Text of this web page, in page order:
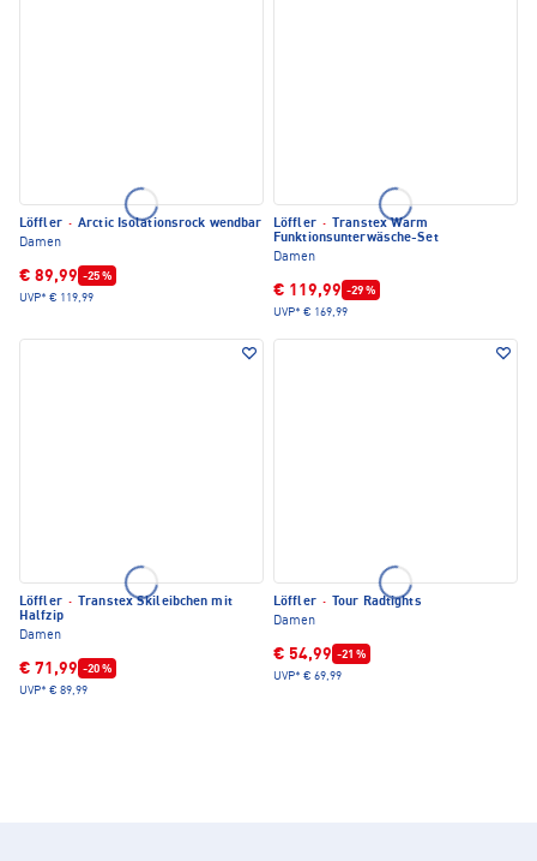
Löffler · Arctic Isolationsrock wendbar
Damen
€ 89,99 -25 %
UVP* € 119,99
Löffler ·
Transtex Warm
Funktionsunterwäsche-Set
Damen
€ 119,99 -29 %
UVP* € 169,99
Löffler ·
Transtex Skileibchen mit
Halfzip
Damen
€ 71,99 -20 %
UVP* € 89,99
Löffler ·
Tour Radtights
Damen
€ 54,99 -21 %
UVP* € 69,99